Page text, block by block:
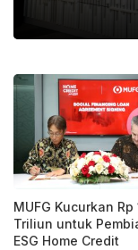
MUFG Kucurkan Rp
Triliun untuk
ESG Home Credit